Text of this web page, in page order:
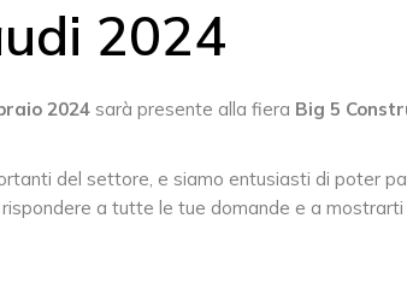
2024
2024 sarà presente alla fiera Big 5
del settore, e siamo entusiasti di poter
a tutte le tue domande e a